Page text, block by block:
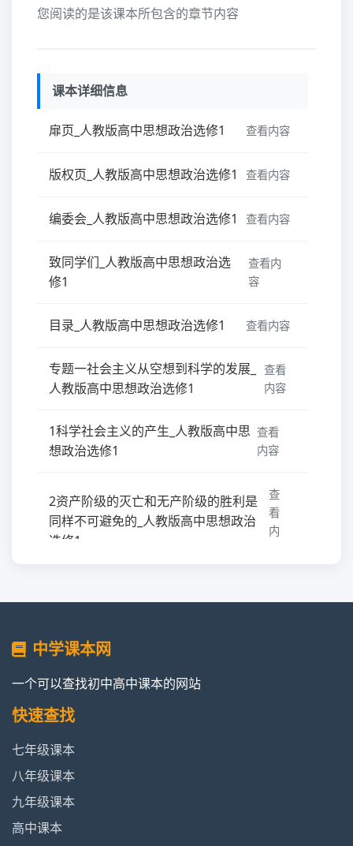
您阅读的是该课本所包含的章节内容
课本详细信息
扉页_人教版高中思想政治选修1 查看内容
版权页_人教版高中思想政治选修1 查看内容
编委会_人教版高中思想政治选修1 查看内容
致同学们_人教版高中思想政治选
修1
查看内
容
目录_人教版高中思想政治选修1 查看内容
专题一社会主义从空想到科学的发展_
人教版高中思想政治选修1
查看
内容
1科学社会主义的产生_人教版高中思
想政治选修1
查看
内容
2资产阶级的灭亡和无产阶级的胜利是
同样不可避免的_人教版高中思想政治
选修1
查
看
内
4在科学社会主义的指引下走向未来_
人教版高中思想政治选修1
专题二社会主义从理想到现实的转变_
1资本主义发展到帝国主义阶段_人教
版高中思想政治选修1
中学课本网
一个可以查找初中高中课本的网站
快速查找
七年级课本
八年级课本
九年级课本
高中课本